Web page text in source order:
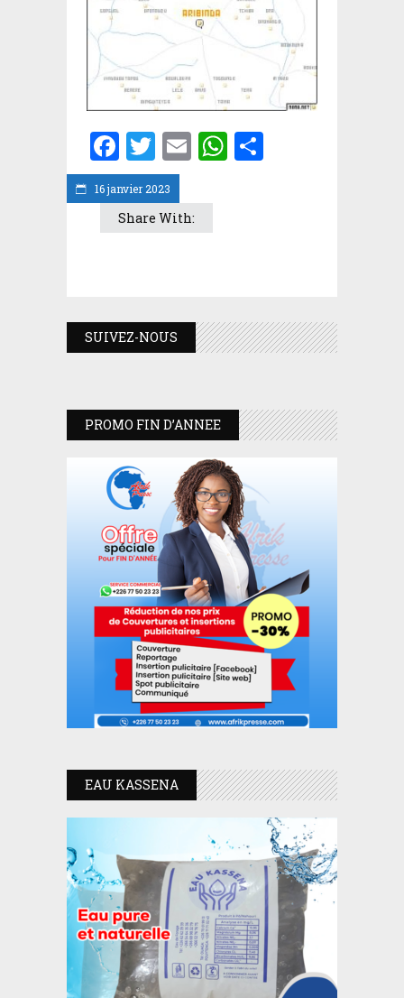
16 janvier 2023
Facebook
Twitter
EmailWhatsApp
Share With:
SUIVEZ-NOUS
PROMO FIN D’ANNEE
EAU KASSENA